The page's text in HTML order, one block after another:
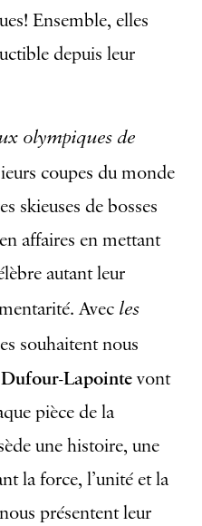
Ensemble, elles
depuis leur
olympiques de
coupes du monde
skieuses de bosses
affaires en mettant
autant leur
Avec les
souhaitent nous
Lapointevont
pièce de la
une histoire, une
la force, l’unité et la
présentent leur